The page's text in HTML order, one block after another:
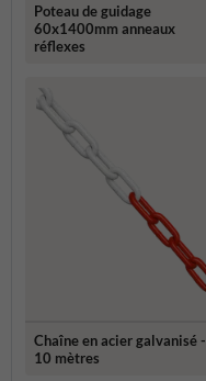
Poteau de guidage
60x1400mm anneaux
réflexes
Chaîne en acier galvanisé -
10 mètres